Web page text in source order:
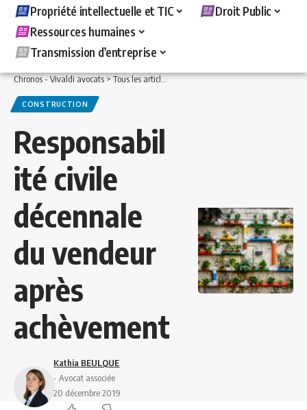
Propriété intellectuelle et TIC
Droit Public
Ressources humaines
Transmission d’entreprise
Chronos - Vivaldi avocats>Tous les articles >Immobilier>Construction>
CONSTRUCTION
Responsabil
ité civile
décennale
du vendeur
après
achèvement
Kathia BEULQUE
- Avocat associée
20 décembre 2019